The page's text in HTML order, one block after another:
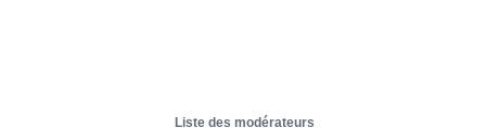
Liste des modérateurs